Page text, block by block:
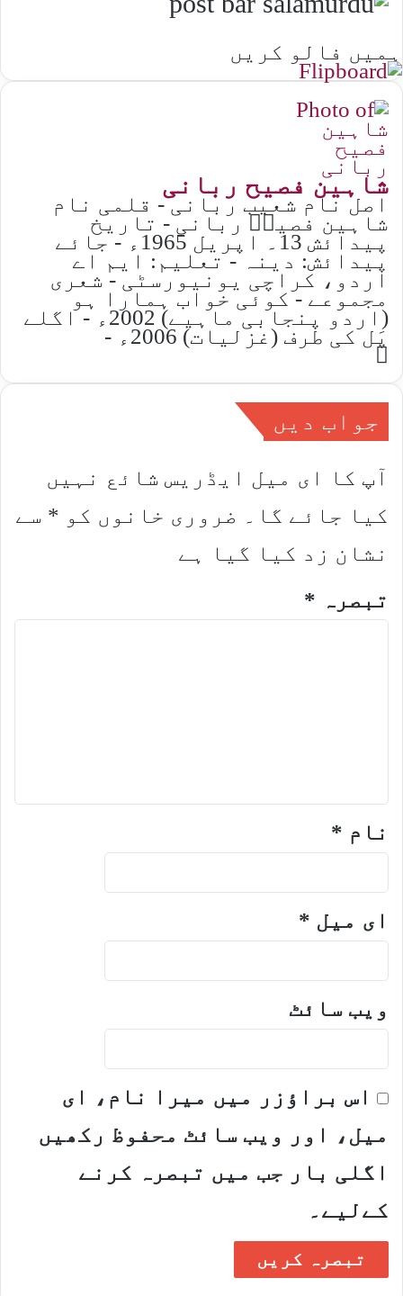
ہمیں فالو کریں
شاہین فصیح ربانی
اصل نام شعیب ربانی - قلمی نام
شاہین فصیحؔ ربانی - تاریخ
پیدائش 13۔ اپریل 1965ء - جائے
پیدائش: دینہ - تعلیم: ایم اے
اردو، کراچی یونیورسٹی - شعری
مجموعے - کوئی خواب ہمارا ہو
(اردو پنجابی ماہیے) 2002ء - اگلے
پَل کی طرف (غزلیات) 2006ء -
Website
جواب دیں
آپ کا ای میل ایڈریس شائع نہیں
کیا جائے گا۔
ضروری خانوں کو * سے
نشان زد کیا گیا ہے
تبصرہ *
نام *
ای میل *
ویب‌ سائٹ
اس براؤزر میں میرا نام، ای
میل، اور ویب سائٹ محفوظ رکھیں
اگلی بار جب میں تبصرہ کرنے
کےلیے۔